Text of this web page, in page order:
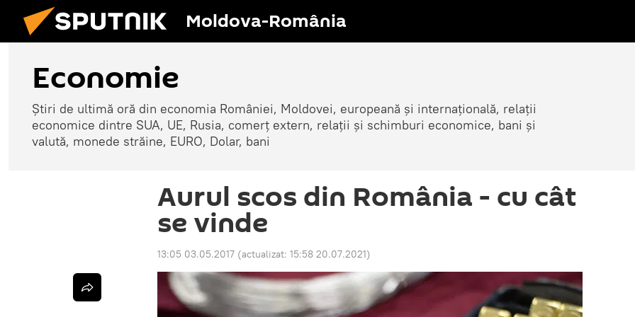
Moldova-România
Economie
Știri de ultimă oră din economia României, Moldovei, europeană și internațională, relații
economice dintre SUA, UE, Rusia, comerț extern, relații și schimburi economice, bani și
valută, monede străine, EURO, Dolar, bani
Aurul scos din România - cu cât
se vinde
13:05 03.05.2017 (actualizat: 15:58 20.07.2021)